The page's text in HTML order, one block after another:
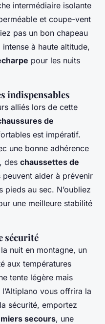
intermédiaire isolante
et coupe-vent
pas un bon chapeau
à haute altitude,
pour les nuits
indispensables
alliés lors de cette
de
est impératif.
une bonne adhérence
des chaussettes de
peuvent aider à prévenir
au sec. N’oubliez
une meilleure stabilité
sécurité
nuit en montagne, un
aux températures
tente légère mais
vous offrira la
sécurité, emportez
secours, une